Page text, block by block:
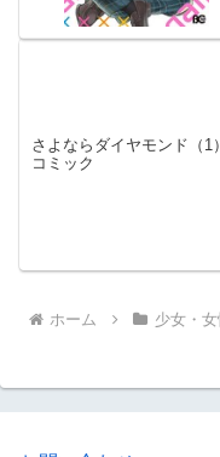
さよならダイヤモンド（1
コミック
ホーム 少女・